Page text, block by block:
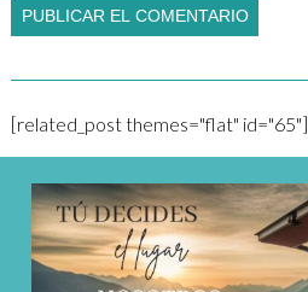
[related_post themes="flat" id="65"]